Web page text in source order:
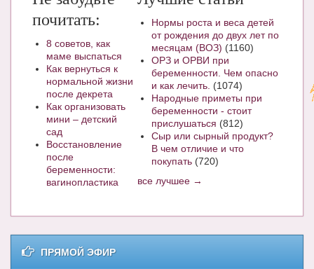
почитать:
8 советов, как
маме выспаться
Как вернуться к
нормальной жизни
после декрета
Как организовать
мини – детский
сад
Восстановление
после
беременности:
вагинопластика
Нормы роста и веса детей
от рождения до двух лет по
месяцам (ВОЗ) (1160)
ОРЗ и ОРВИ при
беременности. Чем опасно
и как лечить. (1074)
Народные приметы при
беременности - стоит
прислушаться (812)
Сыр или сырный продукт?
В чем отличие и что
покупать (720)
все лучшее →
ПРЯМОЙ ЭФИР